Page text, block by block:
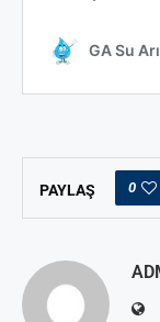
PAYLAŞ 0